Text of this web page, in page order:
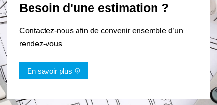
Besoin d'une estimation ?
Contactez-nous afin de convenir ensemble d’un
rendez-vous
En savoir plus